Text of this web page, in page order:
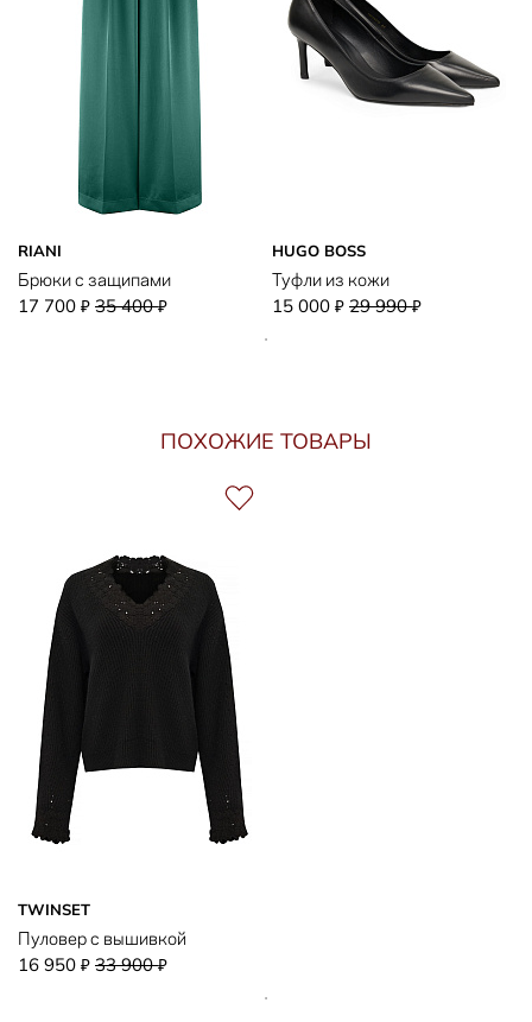
RIANI
Брюки с защипами
17 700 ₽ 35 400₽
HUGO BOSS
Туфли из кожи
15 000 ₽ 29 990₽
ПОХОЖИЕ ТОВАРЫ
TWINSET
Пуловер с вышивкой
16 950 ₽ 33 900₽